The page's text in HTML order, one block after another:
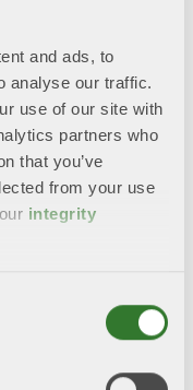
and ads, to
analyse our traffic.
use of our site with
partners who
that you’ve
from your use
integrity
inom sju